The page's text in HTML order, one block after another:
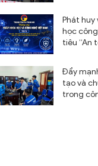
Phát huy
học
tiêu “An
Đẩy
tạo và
trong